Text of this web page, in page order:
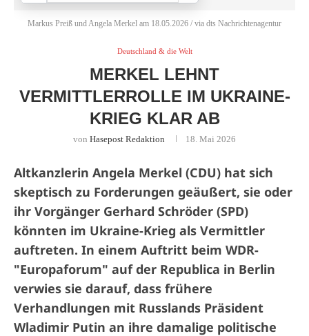
Markus Preiß und Angela Merkel am 18.05.2026 / via dts Nachrichtenagentur
Deutschland & die Welt
MERKEL LEHNT
VERMITTLERROLLE IM UKRAINE-
KRIEG KLAR AB
von Hasepost Redaktion 18. Mai 2026
Altkanzlerin Angela Merkel (CDU) hat sich
skeptisch zu Forderungen geäußert, sie oder
ihr Vorgänger Gerhard Schröder (SPD)
könnten im Ukraine-Krieg als Vermittler
auftreten. In einem Auftritt beim WDR-
"Europaforum" auf der Republica in Berlin
verwies sie darauf, dass frühere
Verhandlungen mit Russlands Präsident
Wladimir Putin an ihre damalige politische